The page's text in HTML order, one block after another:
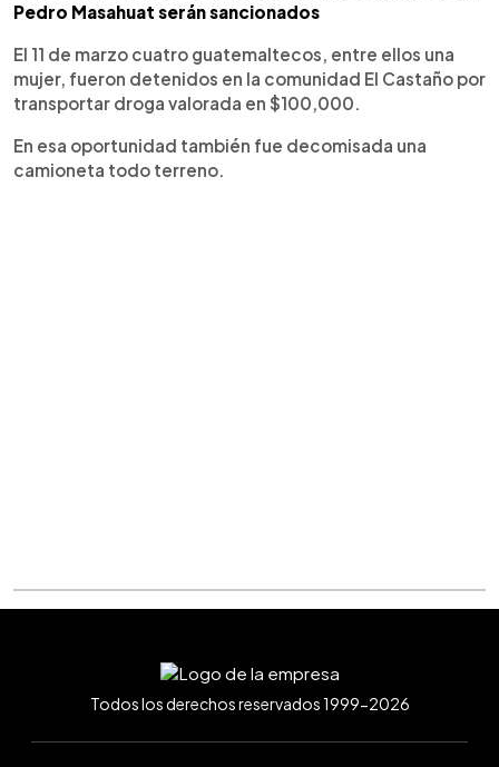
Pedro Masahuat serán sancionados
El 11 de marzo cuatro guatemaltecos, entre ellos una
mujer, fueron detenidos en la comunidad El Castaño por
transportar droga valorada en $100,000.
En esa oportunidad también fue decomisada una
camioneta todo terreno.
Todos los derechos reservados 1999-2026